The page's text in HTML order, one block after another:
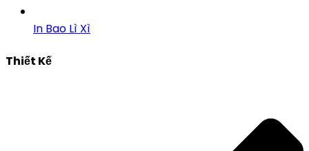
In Bao Lì Xì
Thiết Kế